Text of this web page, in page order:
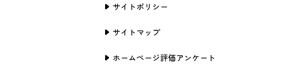
サイトポリシー
サイトマップ
ホームページ評価アンケート